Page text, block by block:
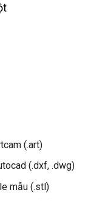
(.art)
(.dxf, .dwg)
mẫu (.stl)